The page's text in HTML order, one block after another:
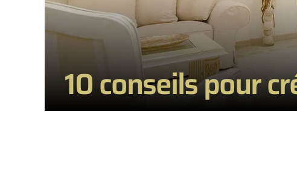
10 conseils pour